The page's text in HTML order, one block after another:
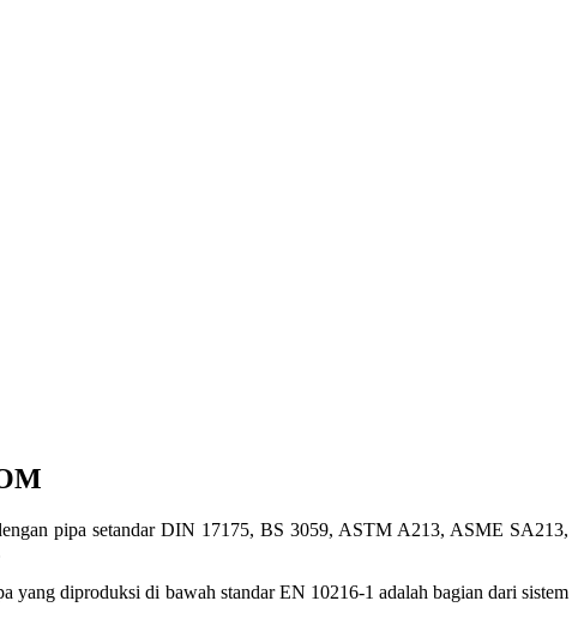
pipa setandar DIN 17175, BS 3059, ASTM A213, ASME SA213,
yang diproduksi di bawah standar EN 10216-1 adalah bagian dari sistem